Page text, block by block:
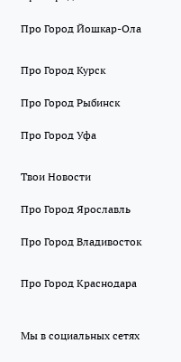
Про Город Йошкар-Ола
Про Город Курск
Про Город Рыбинск
Про Город Уфа
Твои Новости
Про Город Ярославль
Про Город Владивосток
Про Город Краснодара
Мы в социальных сетях